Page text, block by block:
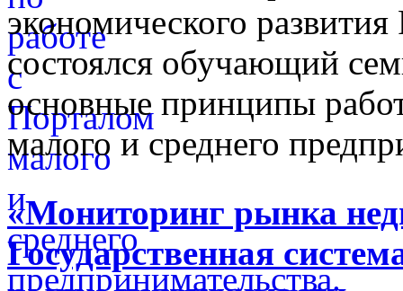
экономического
состоялся обучающий
основные принципы
малого и среднего
«Мониторинг рынка
Государственная